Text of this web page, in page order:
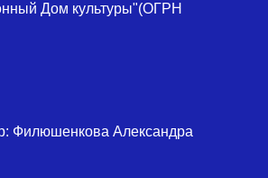
Дом культуры"(ОГРН
Филюшенкова Александра